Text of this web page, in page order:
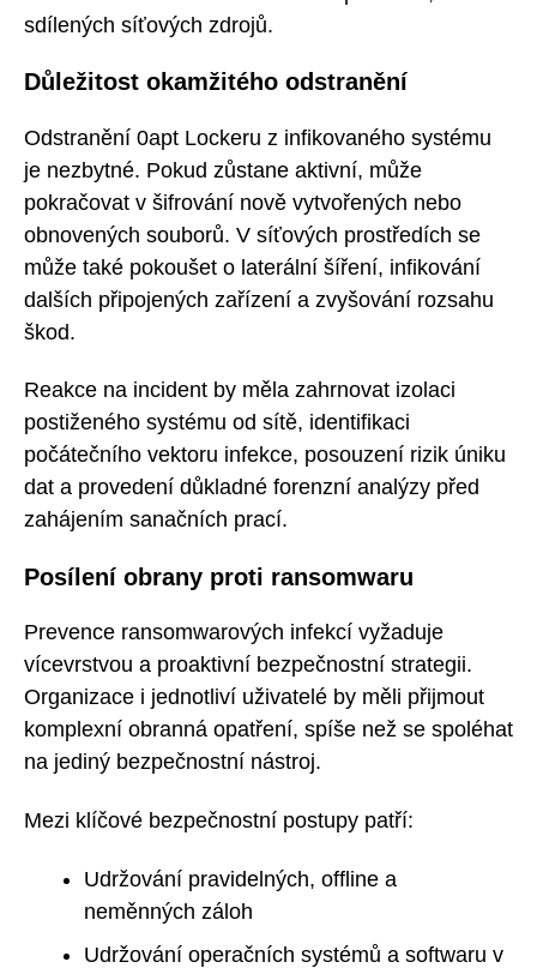
sdílených síťových zdrojů.
Důležitost okamžitého odstranění
Odstranění 0apt Lockeru z infikovaného systému
je nezbytné. Pokud zůstane aktivní, může
pokračovat v šifrování nově vytvořených nebo
obnovených souborů. V síťových prostředích se
může také pokoušet o laterální šíření, infikování
dalších připojených zařízení a zvyšování rozsahu
škod.
Reakce na incident by měla zahrnovat izolaci
postiženého systému od sítě, identifikaci
počátečního vektoru infekce, posouzení rizik úniku
dat a provedení důkladné forenzní analýzy před
zahájením sanačních prací.
Posílení obrany proti ransomwaru
Prevence ransomwarových infekcí vyžaduje
vícevrstvou a proaktivní bezpečnostní strategii.
Organizace i jednotliví uživatelé by měli přijmout
komplexní obranná opatření, spíše než se spoléhat
na jediný bezpečnostní nástroj.
Mezi klíčové bezpečnostní postupy patří:
Udržování pravidelných, offline a
neměnných záloh
Udržování operačních systémů a softwaru v